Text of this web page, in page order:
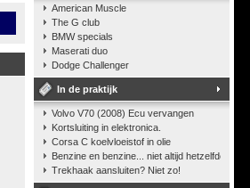
American Muscle
The G club
BMW specials
Maserati duo
Dodge Challenger
In de praktijk
Volvo V70 (2008) Ecu vervangen
Kortsluiting in elektronica.
Corsa C koelvloeistof in olie
Benzine en benzine... niet altijd hetzelfde
Trekhaak aansluiten? Niet zo!